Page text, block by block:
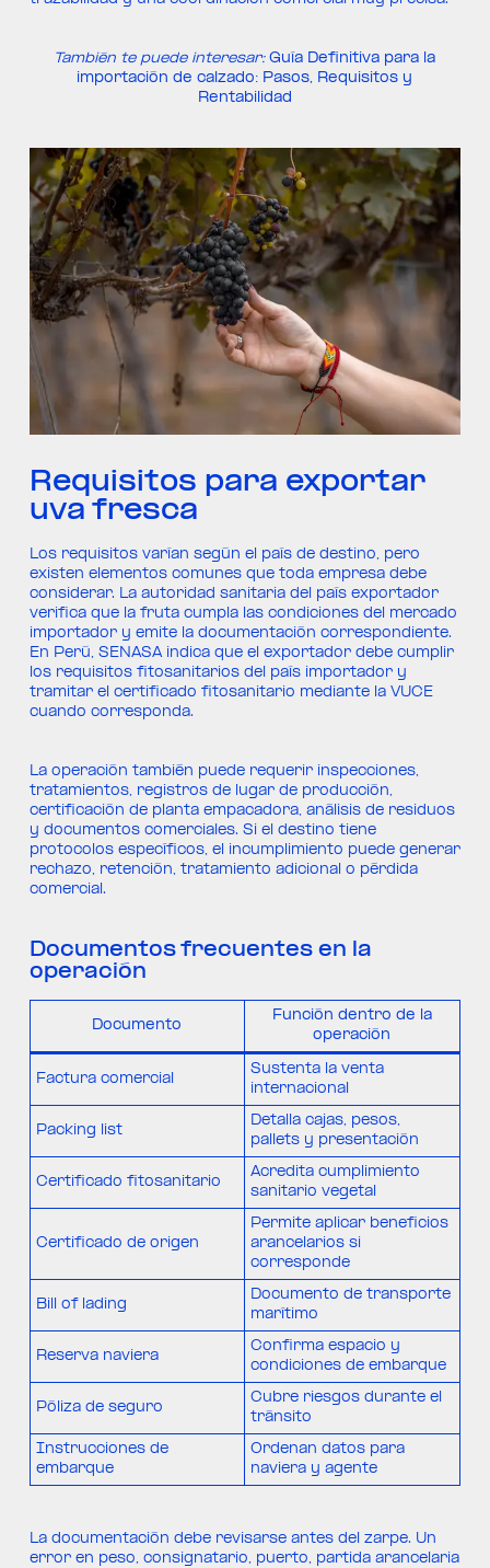
También te puede interesar: Guía Definitiva para la
importación de calzado: Pasos, Requisitos y
Rentabilidad
Requisitos para exportar
uva fresca
Los requisitos varían según el país de destino, pero
existen elementos comunes que toda empresa debe
considerar. La autoridad sanitaria del país exportador
verifica que la fruta cumpla las condiciones del mercado
importador y emite la documentación correspondiente.
En Perú, SENASA indica que el exportador debe cumplir
los requisitos fitosanitarios del país importador y
tramitar el certificado fitosanitario mediante la VUCE
cuando corresponda.
La operación también puede requerir inspecciones,
tratamientos, registros de lugar de producción,
certificación de planta empacadora, análisis de residuos
y documentos comerciales. Si el destino tiene
protocolos específicos, el incumplimiento puede generar
rechazo, retención, tratamiento adicional o pérdida
comercial.
Documentos frecuentes en la
operación
Documento
Función dentro de la
operación
Factura comercial
Sustenta la venta
internacional
Packing list
Detalla cajas, pesos,
pallets y presentación
Certificado fitosanitario
Acredita cumplimiento
sanitario vegetal
Certificado de origen
Permite aplicar beneficios
arancelarios si
corresponde
Bill of lading
Documento de transporte
marítimo
Reserva naviera
Confirma espacio y
condiciones de embarque
Póliza de seguro
Cubre riesgos durante el
tránsito
Instrucciones de
embarque
Ordenan datos para
naviera y agente
La documentación debe revisarse antes del zarpe. Un
error en peso, consignatario, puerto, partida arancelaria